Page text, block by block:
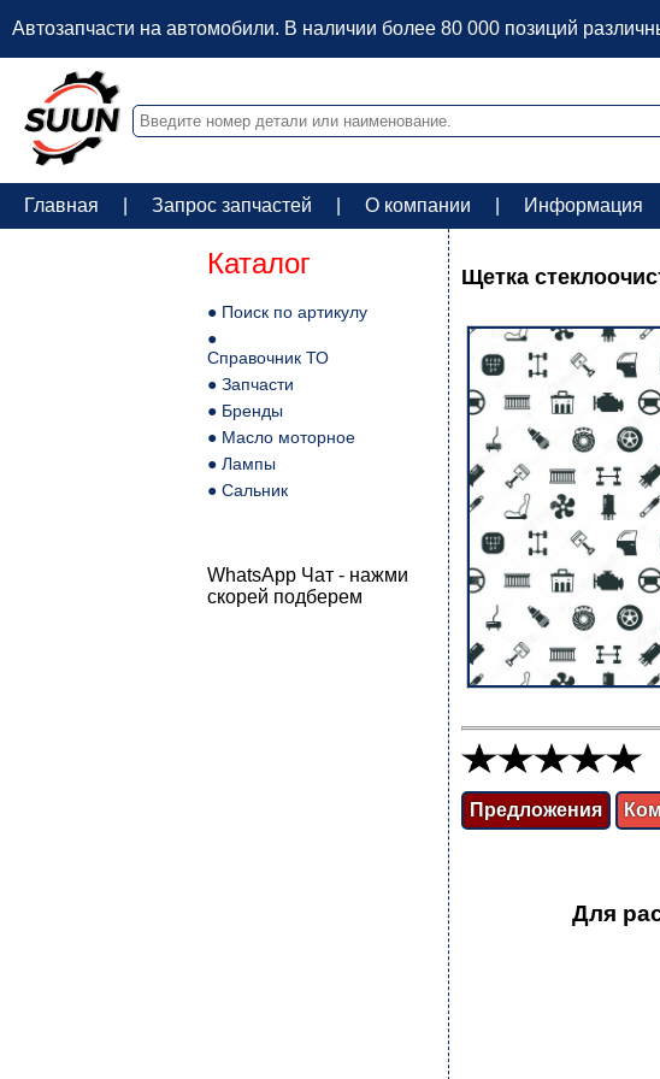
Автозапчасти на автомобили. В наличии более 80 000 позиций
Главная Запрос запчастей О компании Информация
Каталог
● Поиск по артикулу
●
Справочник ТО
● Запчасти
● Бренды
● Масло моторное
● Лампы
● Сальник
WhatsApp Чат - нажми
скорей подберем
Щетка
Предложения
Для